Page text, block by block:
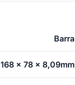
Barra
168 x 78 x 8,09mm